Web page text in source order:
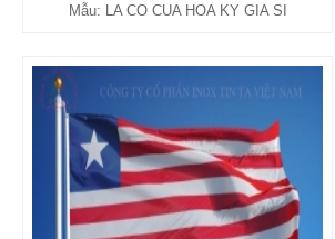
Mẫu: LA CO CUA HOA KY GIA SI